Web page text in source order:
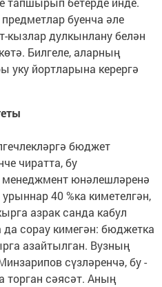
буенча әле
кызлар дулкынлану белән
Билгеле, аларның
уку йортларына керергә
бюджет
чиратта, бу
менеджмент юнәлешләренә
40 %ка киметелгән,
азрак санда кабул
сорау кимегән: бюджетка
азайтылган. Вузның
сүзләренчә, бу -
торган сәясәт. Аның